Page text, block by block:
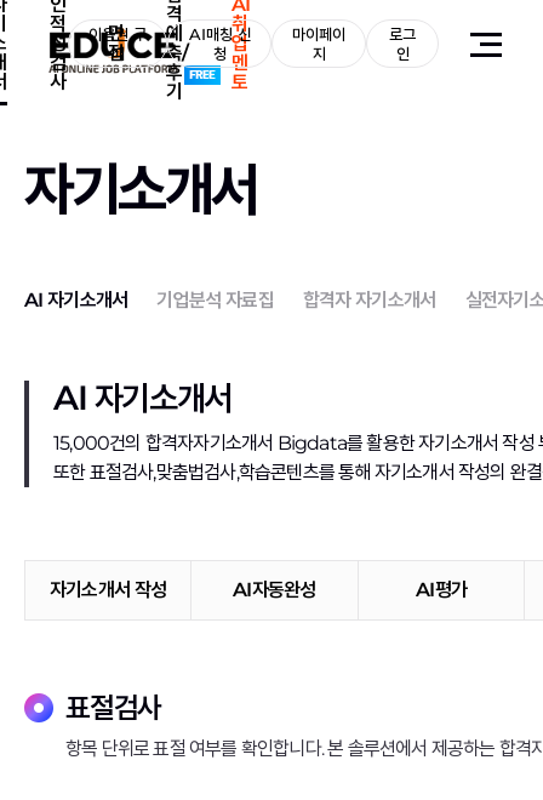
적
성
검
사
면
접
격
예
측/
후
기
취
업
멘
토
이용권 구
매
AI매칭 신
청
마이페이
지
로그
인
자기소개서
AI 자기소개서 기업분석 자료집 합격자 자기소개서 실전자기
AI 자기소개서
15,000건의 합격자자기소개서 Bigdata를 활용한 자기소개서 작성
또한 표절검사,맞춤법검사,학습콘텐츠를 통해 자기소개서 작성의 완
자기소개서 작성 AI자동완성 AI평가
표절검사
항목 단위로 표절 여부를 확인합니다. 본 솔루션에서 제공하는 합